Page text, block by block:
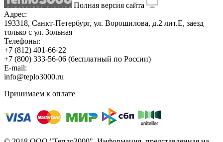
Полная версия сайта
Адрес:
193318, Санкт-Петербург, ул. Ворошилова, д.2 лит.Е, заезд
только с ул. Зольная
Телефоны:
+7 (812) 401-66-22
+7 (800) 333-56-06 (бесплатный по России)
E-mail:
info@teplo3000.ru
Принимаем к оплате